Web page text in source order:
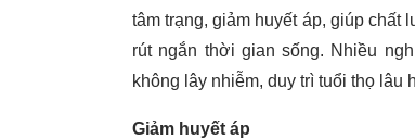
tâm trạng, giảm huyết áp, giúp chất
rút ngắn thời gian sống. Nhiều
không lây nhiễm, duy trì tuổi thọ lâu
Giảm huyết áp